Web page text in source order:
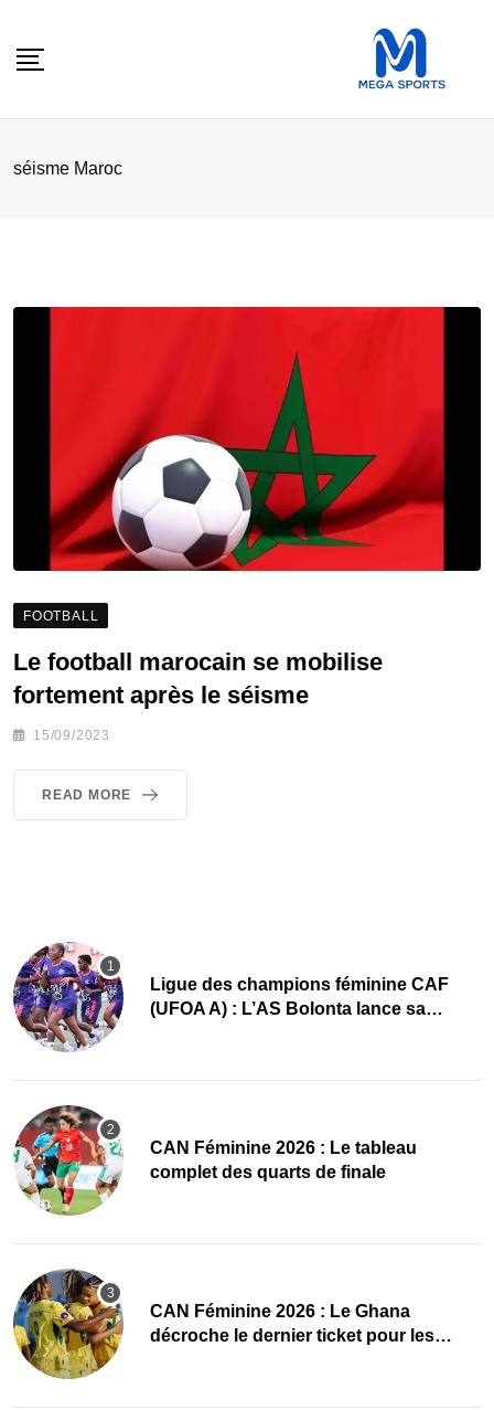
séisme Maroc
FOOTBALL
Le football marocain se mobilise
fortement après le séisme
15/09/2023
READ MORE
Ligue des champions féminine CAF
(UFOA A) : L’AS Bolonta lance sa
CAN Féminine 2026 : Le tableau
complet des quarts de finale
CAN Féminine 2026 : Le Ghana
décroche le dernier ticket pour les